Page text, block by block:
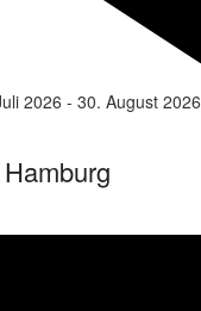
2026 - 30. August 2026